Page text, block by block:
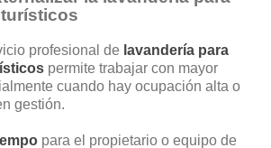
profesional de lavandería para
permite trabajar con mayor
cuando hay ocupación alta o
gestión.
para el propietario o equipo de